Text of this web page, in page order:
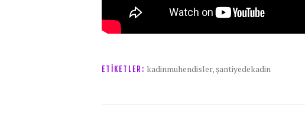
ETIKETLER: kadinmuhendisler,şantiyedekadin